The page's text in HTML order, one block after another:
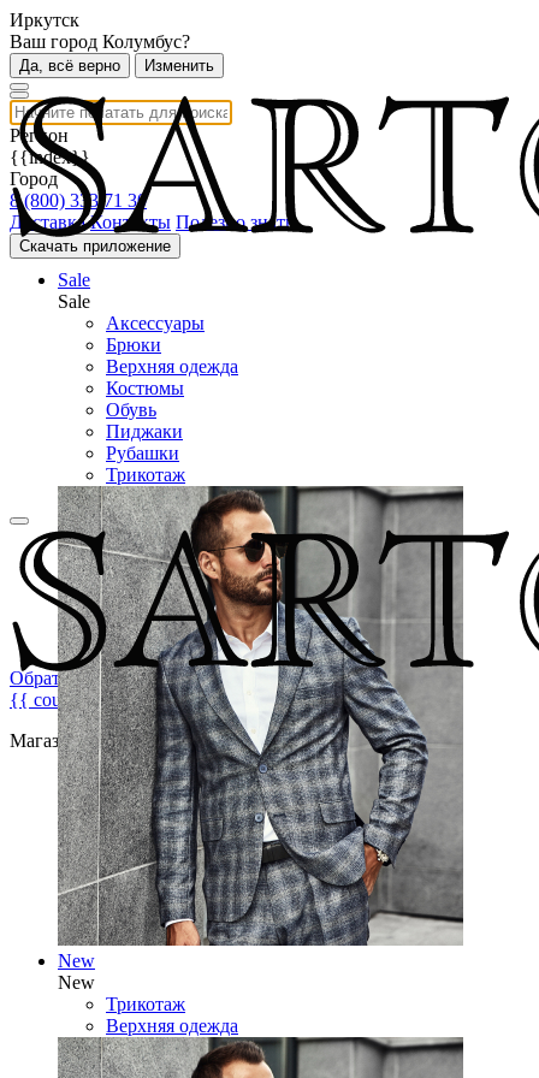
Иркутск
Ваш город Колумбус?
Да, всё верно Изменить
Регион
{{index}}
Город
8 (800) 333 71 30
Доставка Контакты Полезно знать
Скачать приложение
Обратная связь
{{ count }}
Магазин брендовой мужской одежды
Sale
Sale
Аксессуары
Брюки
Верхняя одежда
Костюмы
Обувь
Пиджаки
Рубашки
Трикотаж
New
New
Трикотаж
Верхняя одежда